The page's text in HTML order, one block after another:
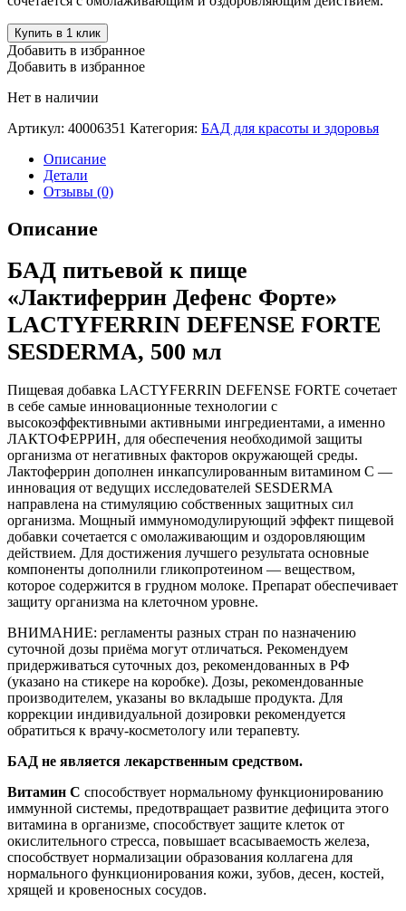
Купить в 1 клик
Добавить в избранное
Добавить в избранное
Нет в наличии
Артикул: 40006351 Категория: БАД для красоты и здоровья
Описание
Детали
Отзывы (0)
Описание
БАД питьевой к пище
«Лактиферрин Дефенс Форте»
LACTYFERRIN DEFENSE FORTE
SESDERMA, 500 мл
Пищевая добавка LACTYFERRIN DEFENSE FORTE сочетает
в себе самые инновационные технологии с
высокоэффективными активными ингредиентами, а именно
ЛАКТОФЕРРИН, для обеспечения необходимой защиты
организма от негативных факторов окружающей среды.
Лактоферрин дополнен инкапсулированным витамином С —
инновация от ведущих исследователей SESDERMA
направлена на стимуляцию собственных защитных сил
организма. Мощный иммуномодулирующий эффект пищевой
добавки сочетается с омолаживающим и оздоровляющим
действием. Для достижения лучшего результата основные
компоненты дополнили гликопротеином — веществом,
которое содержится в грудном молоке. Препарат обеспечивает
защиту организма на клеточном уровне.
ВНИМАНИЕ: регламенты разных стран по назначению
суточной дозы приёма могут отличаться. Рекомендуем
придерживаться суточных доз, рекомендованных в РФ
(указано на стикере на коробке). Дозы, рекомендованные
производителем, указаны во вкладыше продукта. Для
коррекции индивидуальной дозировки рекомендуется
обратиться к врачу-косметологу или терапевту.
БАД не является лекарственным средством.
Витамин C способствует нормальному функционированию
иммунной системы, предотвращает развитие дефицита этого
витамина в организме, способствует защите клеток от
окислительного стресса, повышает всасываемость железа,
способствует нормализации образования коллагена для
нормального функционирования кожи, зубов, десен, костей,
хрящей и кровеносных сосудов.